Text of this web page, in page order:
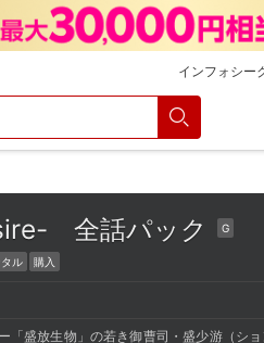
インフォシー
全話パック G
ル 購入
「盛放生物」の若き御曹司・盛少游（シ